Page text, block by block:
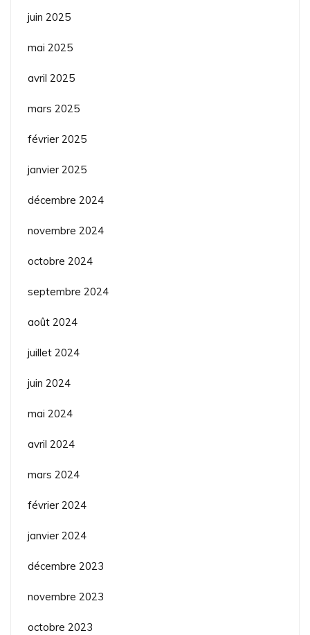
juin 2025
mai 2025
avril 2025
mars 2025
février 2025
janvier 2025
décembre 2024
novembre 2024
octobre 2024
septembre 2024
août 2024
juillet 2024
juin 2024
mai 2024
avril 2024
mars 2024
février 2024
janvier 2024
décembre 2023
novembre 2023
octobre 2023